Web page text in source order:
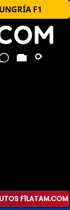
F1
F1LATAM.COM